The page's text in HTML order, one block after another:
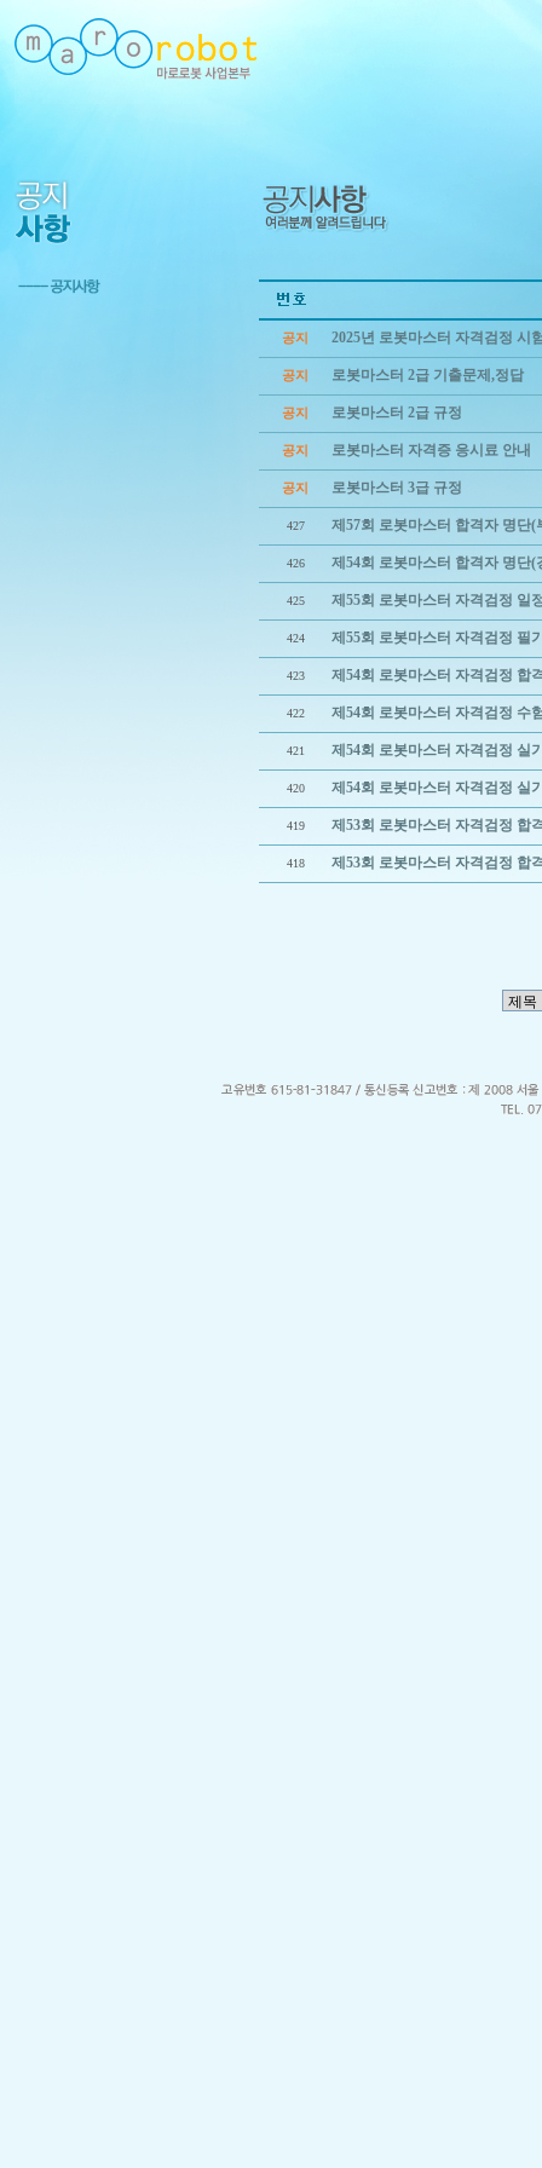
공지 2025년 로봇마스터 자격검정 시
공지 로봇마스터 2급 기출문제,정답
공지 로봇마스터 2급 규정
공지 로봇마스터 자격증 응시료 안내
공지 로봇마스터 3급 규정
427 제57회 로봇마스터 합격자 명단(
426 제54회 로봇마스터 합격자 명단(
425 제55회 로봇마스터 자격검정 일
424 제55회 로봇마스터 자격검정 필
423 제54회 로봇마스터 자격검정 합
422 제54회 로봇마스터 자격검정 수
421 제54회 로봇마스터 자격검정 실
420 제54회 로봇마스터 자격검정 실
419 제53회 로봇마스터 자격검정 합
418 제53회 로봇마스터 자격검정 합